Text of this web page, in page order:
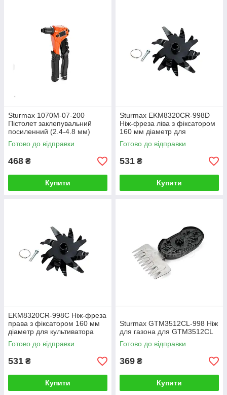
Sturmax 1070M-07-200
Пістолет заклепувальний
посиленний (2.4-4.8 мм)
Готово до відправки
468 ₴
Купити
Sturmax EKM8320CR-998D
Ніж-фреза ліва з фіксатором
160 мм діаметр для
культиватора акум.
EKM8320CR
Готово до відправки
531 ₴
Купити
EKM8320CR-998C Ніж-фреза
права з фіксатором 160 мм
діаметр для культиватора
акум. EKM8320CR Sturmax
Готово до відправки
531 ₴
Купити
Sturmax GTM3512CL-998 Ніж
для газона для GTM3512CL
Готово до відправки
369 ₴
Купити